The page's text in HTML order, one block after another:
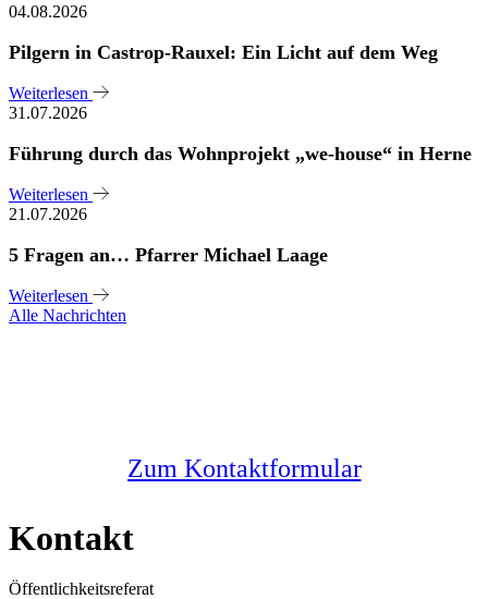
04.08.2026
Pilgern in Castrop-Rauxel: Ein Licht auf dem Weg
Weiterlesen
31.07.2026
Führung durch das Wohnprojekt „we-house“ in Herne
Weiterlesen
21.07.2026
5 Fragen an… Pfarrer Michael Laage
Weiterlesen
Alle Nachrichten
Zum Kontaktformular
Kontakt
Öffentlichkeitsreferat